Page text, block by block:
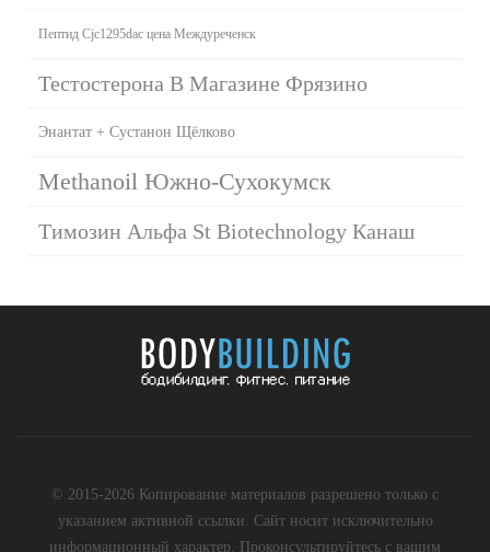
Пептид Cjc1295dac цена Междуреченск
Тестостерона В Магазине Фрязино
Энантат + Сустанон Щёлково
Methanoil Южно-Сухокумск
Tимозин Альфа St Biotechnology Канаш
© 2015-2026 Копирование материалов разрешено только с
указанием активной ссылки. Сайт носит исключительно
информационный характер. Проконсультируйтесь с вашим